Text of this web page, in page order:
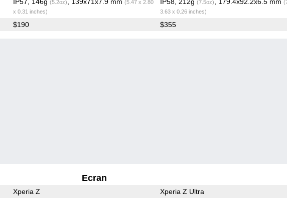
(5.2oz)
(5.47 x 2.80
x 0.31 inches)
(7.5oz)
3.63 x 0.26 inches)
$190 $355
Ecran
Xperia Z Xperia Z Ultra